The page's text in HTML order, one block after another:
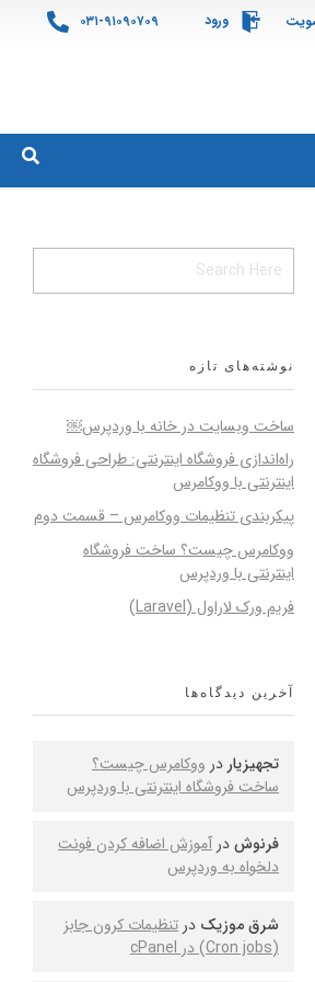
ورود ۰۳۱-۹۱۰۹۰۷۰۹
نوشته‌های تازه
ساخت وبسایت در خانه با وردپرس￼
راه‌اندازی فروشگاه اینترنتی: طراحی فروشگاه
اینترنتی با ووکامرس
پیکربندی تنظیمات ووکامرس – قسمت دوم
ووکامرس چیست؟ ساخت فروشگاه
اینترنتی با وردپرس
فریم ورک لاراول (Laravel)
آخرین دیدگاه‌ها
تجهیزیار در ووکامرس چیست؟
ساخت فروشگاه اینترنتی با وردپرس
فرنوشدرآموزش اضافه کردن فونت
دلخواه به وردپرس
شرق موزیک در تنظیمات کرون جابز
(Cron jobs) در cPanel